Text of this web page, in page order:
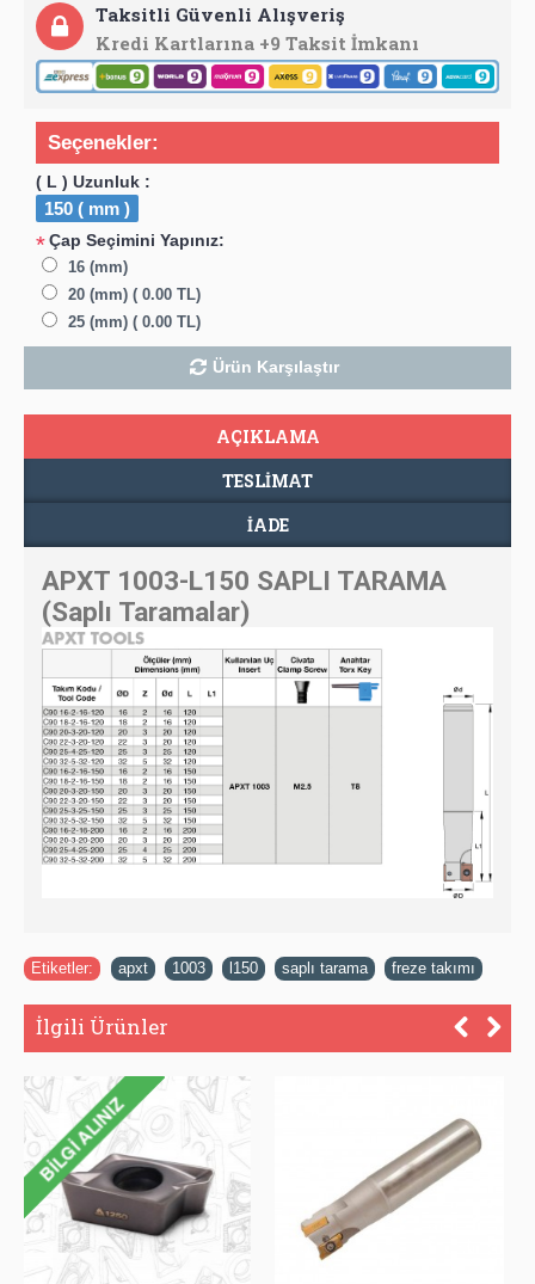
Taksitli Güvenli Alışveriş
Kredi Kartlarına +9 Taksit İmkanı
Seçenekler:
( L ) Uzunluk :
150 ( mm )
*Çap Seçimini Yapınız:
16 (mm)
20 (mm) ( 0.00 TL)
25 (mm) ( 0.00 TL)
Ürün Karşılaştır
AÇIKLAMA
TESLIMAT
İADE
APXT 1003-L150 SAPLI TARAMA
(Saplı Taramalar)
Etiketler: apxt 1003 l150 saplı tarama freze takımı
İlgili Ürünler